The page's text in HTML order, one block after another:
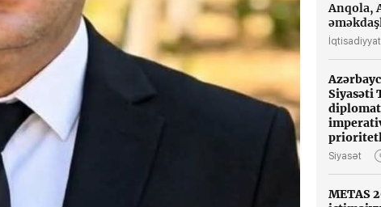
Anqola,
İqtisadiyyat
Siyasəti
Siyasət
METAS